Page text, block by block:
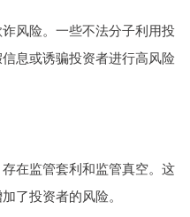
风险。一些不法分子利用投
息或诱骗投资者进行高风险
在监管套利和监管真空。这
了投资者的风险。